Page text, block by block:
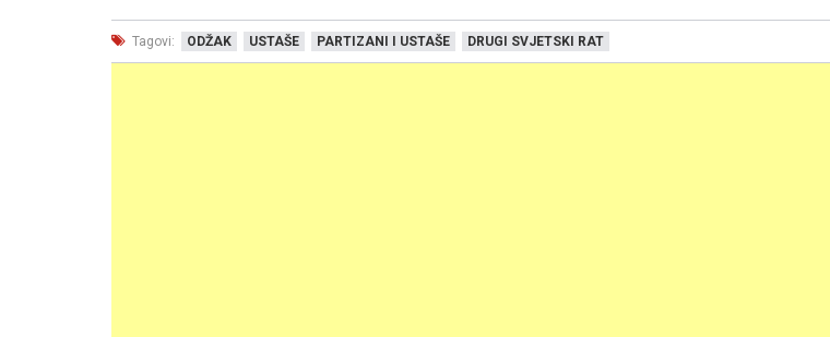
Tagovi: ODŽAK USTAŠE PARTIZANI I USTAŠE DRUGI SVJETSKI RAT